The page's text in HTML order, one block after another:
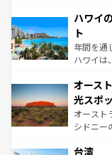
着のスイ
のような
ンメント
西部には
ストーン
文化が魅
しみなが
るだろう
ならではの贅
情報は
ハワイ
ト
年間を通
ハワイは
ワイ島は
島だが、
おすすめ
文化や歴
人々、お
オース
光スポ
オースト
シドニー
リアリー
台湾